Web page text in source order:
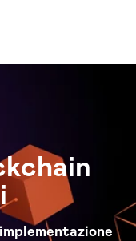
implementazione